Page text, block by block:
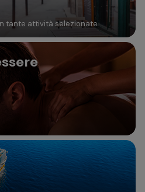
tante attività selezionate